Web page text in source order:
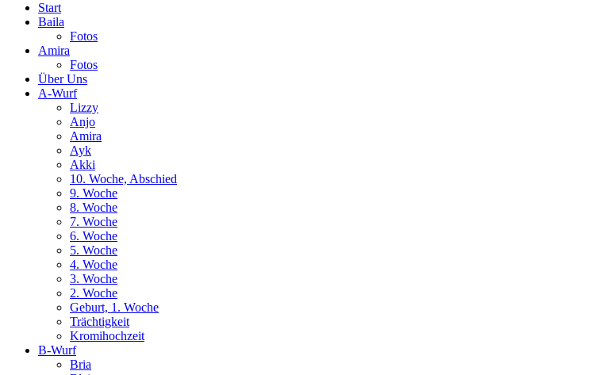
Start
Baila
Fotos
Amira
Fotos
Über Uns
A-Wurf
Lizzy
Anjo
Amira
Ayk
Akki
10. Woche, Abschied
9. Woche
8. Woche
7. Woche
6. Woche
5. Woche
4. Woche
3. Woche
2. Woche
Geburt, 1. Woche
Trächtigkeit
Kromihochzeit
B-Wurf
Bria